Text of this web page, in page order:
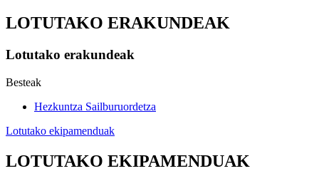
LOTUTAKO ERAKUNDEAK
Lotutako erakundeak
Besteak
Hezkuntza Sailburuordetza
Lotutako ekipamenduak
LOTUTAKO EKIPAMENDUAK